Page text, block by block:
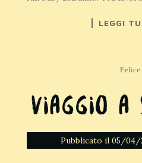
LEGGI
Felice
Viaggio a
Pubblicato il 05/04/